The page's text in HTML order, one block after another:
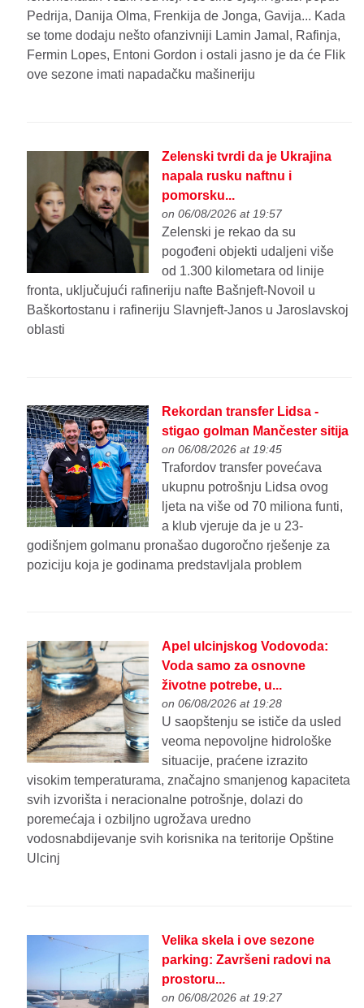
Pedrija, Danija Olma, Frenkija de Jonga, Gavija... Kada
se tome dodaju nešto ofanzivniji Lamin Jamal, Rafinja,
Fermin Lopes, Entoni Gordon i ostali jasno je da će Flik
ove sezone imati napadačku mašineriju
Zelenski tvrdi da je Ukrajina
napala rusku naftnu i
pomorsku...
on 06/08/2026 at 19:57
Zelenski je rekao da su
pogođeni objekti udaljeni više
od 1.300 kilometara od linije
fronta, uključujući rafineriju nafte Bašnjeft-Novoil u
Baškortostanu i rafineriju Slavnjeft-Janos u Jaroslavskoj
oblasti
Rekordan transfer Lidsa -
stigao golman Mančester sitija
on 06/08/2026 at 19:45
Trafordov transfer povećava
ukupnu potrošnju Lidsa ovog
ljeta na više od 70 miliona funti,
a klub vjeruje da je u 23-
godišnjem golmanu pronašao dugoročno rješenje za
poziciju koja je godinama predstavljala problem
Apel ulcinjskog Vodovoda:
Voda samo za osnovne
životne potrebe, u...
on 06/08/2026 at 19:28
U saopštenju se ističe da usled
veoma nepovoljne hidrološke
situacije, praćene izrazito
visokim temperaturama, značajno smanjenog kapaciteta
svih izvorišta i neracionalne potrošnje, dolazi do
poremećaja i ozbiljno ugrožava uredno
vodosnabdijevanje svih korisnika na teritorije Opštine
Ulcinj
Velika skela i ove sezone
parking: Završeni radovi na
prostoru...
on 06/08/2026 at 19:27